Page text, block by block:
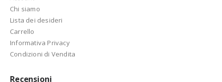
Chi siamo
Lista dei desideri
Carrello
Informativa Privacy
Condizioni di Vendita
Recensioni